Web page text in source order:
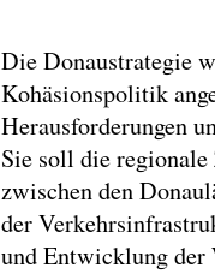
Die Donaustrategie
Kohäsionspolitik
Herausforderungen
Sie soll die
zwischen den
der
und Entwicklung der